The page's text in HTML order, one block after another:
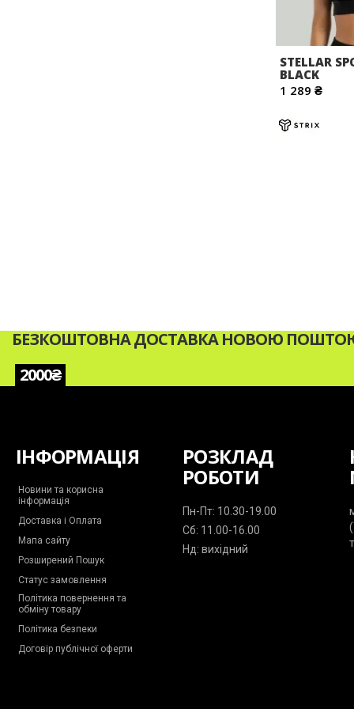
STELLAR
BLACK
1 289 ₴
БЕЗКОШТОВНА ДОСТАВКА НОВОЮ
2000₴
ІНФОРМАЦІЯ
Новини та корисна
інформація
Доставка і Оплата
Мапа сайту
Розширений Пошук
Статус замовлення
Політика повернення та
обміну товару
Політика безпеки
Договір публічної оферти
РОЗКЛАД
РОБОТИ
Пн-Пт: 10.30-19.00
Сб: 11.00-16.00
Нд: вихідний